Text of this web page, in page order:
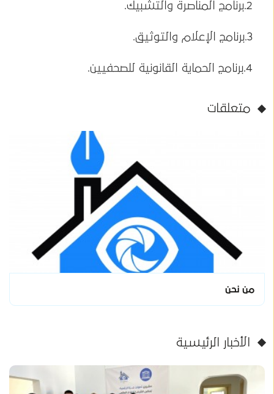
2.برنامج المناصرة والتشبيك.
3.برنامج الإعلام والتوثيق.
4.برنامج الحماية القانونية للصحفيين.
متعلقات
من نحن
الأخبار الرئيسية